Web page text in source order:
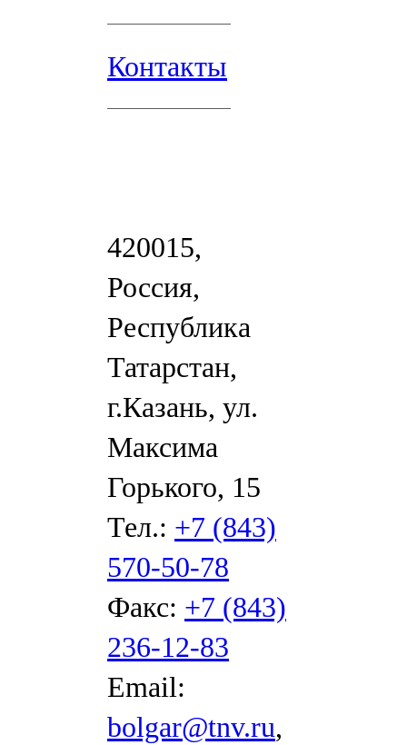
Контакты
420015,
Россия,
Республика
Татарстан,
г.Казань, ул.
Максима
Горького, 15
Тел.: +7 (843)
570-50-78
Факс: +7 (843)
236-12-83
Email:
bolgar@tnv.ru,